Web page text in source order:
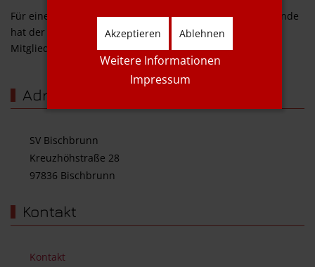
Für einen Breitensportverein in einer 1000-Seelen-Gemeinde
hat der SV Bischbrunn ein enormes Angebot für alle
Mitglieder parat.
Adresse
SV Bischbrunn
Kreuzhöhstraße 28
97836 Bischbrunn
Kontakt
Kontakt
Akzeptieren Ablehnen
Weitere Informationen
Impressum